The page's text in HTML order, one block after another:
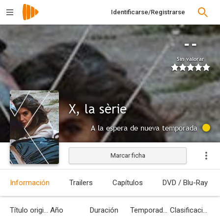
Identificarse/Registrarse
--
Sin valorar
X, la sèrie
A la espera de nueva temporada
Marcar ficha
Información Trailers Capítulos DVD / Blu-Ray
Título original Año Duración Temporadas Clasificación por edades